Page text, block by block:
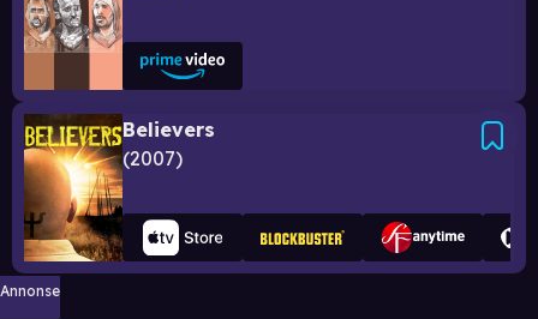
Believers
2007
Annonse